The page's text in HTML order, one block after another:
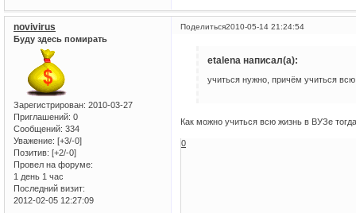
Поделиться2010-05-14 21:24:54
novivirus
Буду здесь помирать
Зарегистрирован: 2010-03-27
Приглашений: 0
Сообщений: 334
Уважение: [+3/-0]
Позитив: [+2/-0]
Провел на форуме:
1 день 1 час
Последний визит:
2012-02-05 12:27:09
etalena написал(а):
учиться нужно, причём учиться
Как можно учиться всю жизнь в ВУЗе
0